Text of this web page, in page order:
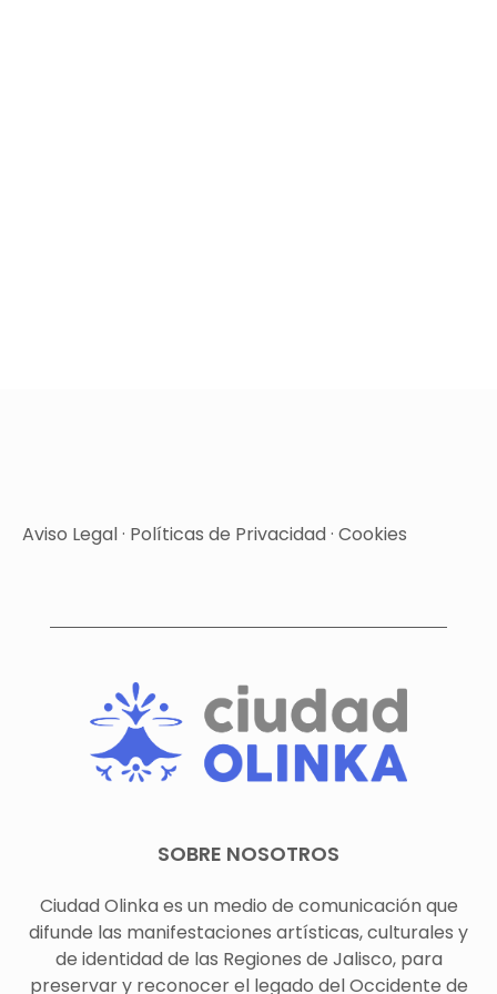
Aviso Legal· Políticas de Privacidad· Cookies
SOBRE NOSOTROS
Ciudad Olinka es un medio de comunicación que
difunde las manifestaciones artísticas, culturales y
de identidad de las Regiones de Jalisco, para
preservar y reconocer el legado del Occidente de